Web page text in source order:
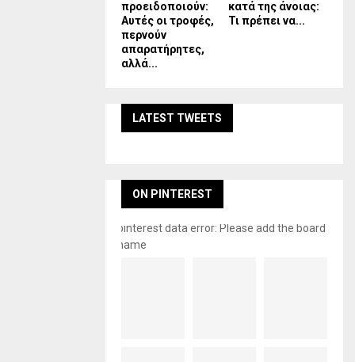
προειδοποιούν:
Αυτές οι τροφές,
περνούν
απαρατήρητες,
αλλά...
κατά της άνοιας:
Τι πρέπει να...
LATEST TWEETS
ON PINTEREST
pinterest data error: Please add the board
name